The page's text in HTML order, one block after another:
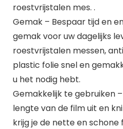
roestvrijstalen mes. .
Gemak – Bespaar tijd en
gemak voor uw dagelijks
roestvrijstalen messen,
plastic folie snel en
u het nodig hebt.
Gemakkelijk te gebruiken
lengte van de film uit en
krijg je de nette en schone